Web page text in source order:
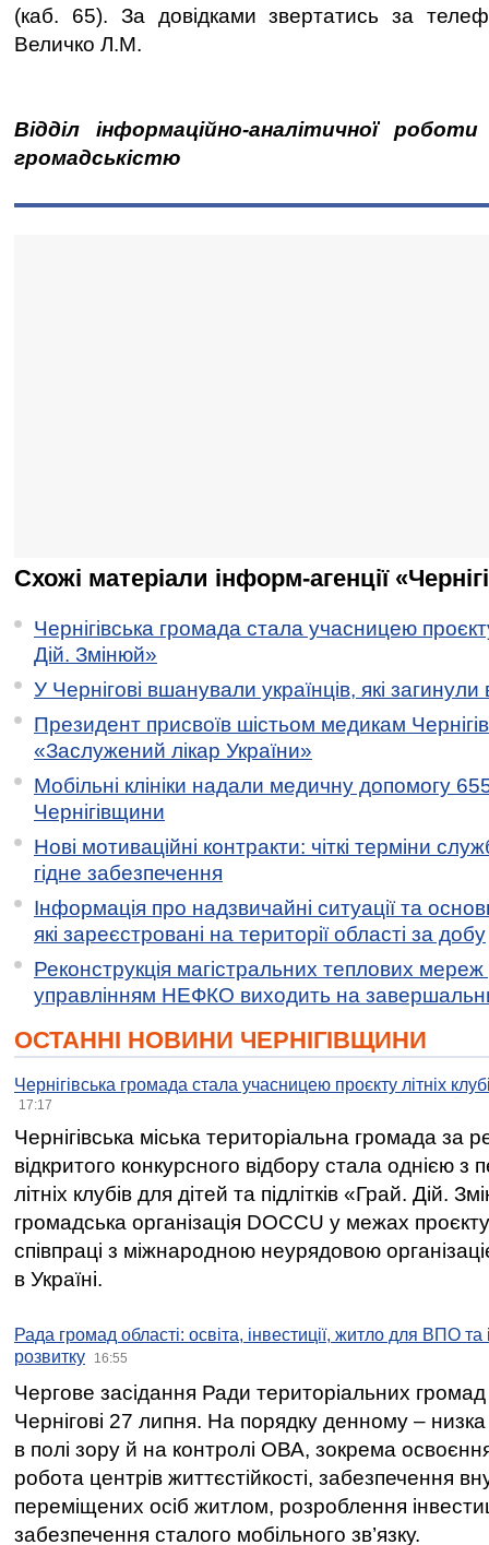
(каб. 65). За довідками звертатись за
Величко Л.М.
Відділ інформаційно-аналітичної
громадськістю
Схожі матеріали інформ-агенції
Чернігівська громада стала учасницею
Дій. Змінюй»
У Чернігові вшанували українців, які загинули
Президент присвоїв шістьом медикам
«Заслужений лікар України»
Мобільні клініки надали медичну допомогу
Чернігівщини
Нові мотиваційні контракти: чіткі терміни
гідне забезпечення
Інформація про надзвичайні ситуації та
які зареєстровані на території області за добу
Реконструкція магістральних теплових мереж
управлінням НЕФКО виходить на
ОСТАННІ НОВИНИ ЧЕРНІГІВЩИНИ
Чернігівська громада стала учасницею проєкту літніх
17:17
Чернігівська міська територіальна громада за
відкритого конкурсного відбору стала однією
літніх клубів для дітей та підлітків «Грай. Дій.
громадська організація DOCCU у межах
співпраці з міжнародною неурядовою
в Україні.
Рада громад області: освіта, інвестиції, житло для ВПО
розвитку
16:55
Чергове засідання Ради територіальних громад
Чернігові 27 липня. На порядку денному –
в полі зору й на контролі ОВА, зокрема освоєння
робота центрів життєстійкості, забезпечення
переміщених осіб житлом, розроблення
забезпечення сталого мобільного зв’язку.